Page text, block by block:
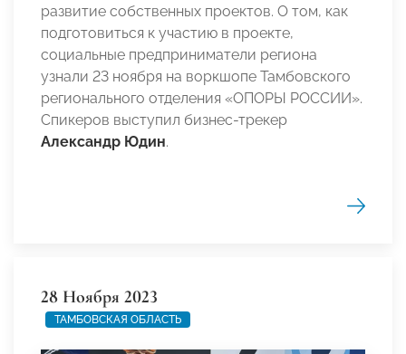
развитие собственных проектов. О том, как
подготовиться к участию в проекте,
социальные предприниматели региона
узнали 23 ноября на воркшопе Тамбовского
регионального отделения «ОПОРЫ РОССИИ».
Спикеров выступил бизнес-трекер
Александр Юдин.
28 Ноября 2023
ТАМБОВСКАЯ ОБЛАСТЬ